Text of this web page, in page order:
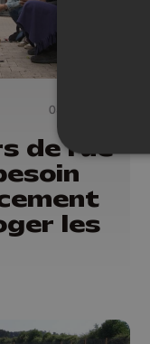
03/10/2023
de rue
les